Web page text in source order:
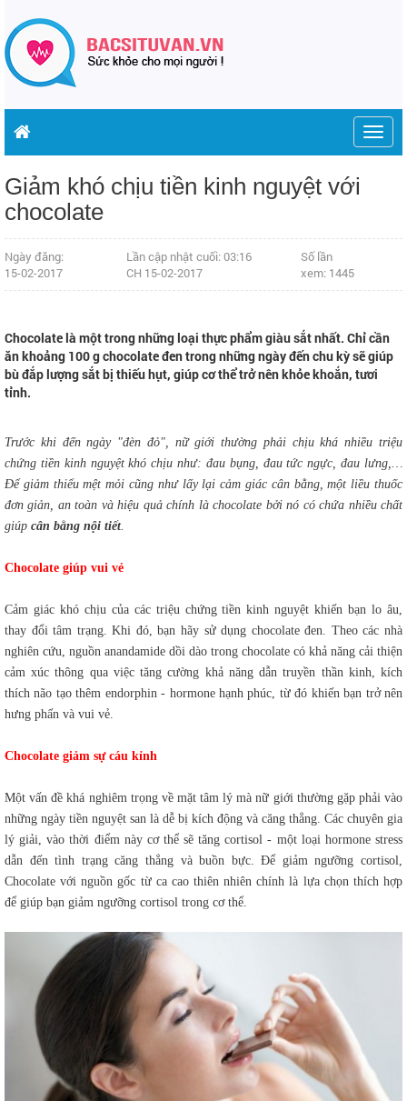
Giảm khó chịu tiền kinh nguyệt với
chocolate
Ngày đăng:
15-02-2017
Lần cập nhật cuối: 03:16
CH 15-02-2017
Số lần
xem: 1445
Chocolate là một trong những loại thực phẩm giàu sắt nhất. Chỉ cần
ăn khoảng 100 g chocolate đen trong những ngày đến chu kỳ sẽ giúp
bù đắp lượng sắt bị thiếu hụt, giúp cơ thể trở nên khỏe khoắn, tươi
tỉnh.
Trước khi đến ngày "đèn đỏ", nữ giới thường phải chịu khá nhiều triệu
chứng tiền kinh nguyệt khó chịu như: đau bụng, đau tức ngực, đau lưng,…
Để giảm thiểu mệt mỏi cũng như lấy lại cảm giác cân bằng, một liều thuốc
đơn giản, an toàn và hiệu quả chính là chocolate bởi nó có chứa nhiều chất
giúp cân bằng nội tiết.
Chocolate giúp vui vẻ
Cảm giác khó chịu của các triệu chứng tiền kinh nguyệt khiến bạn lo âu,
thay đổi tâm trạng. Khi đó, bạn hãy sử dụng chocolate đen. Theo các nhà
nghiên cứu, nguồn anandamide dồi dào trong chocolate có khả năng cải thiện
cảm xúc thông qua việc tăng cường khả năng dẫn truyền thần kinh, kích
thích não tạo thêm endorphin - hormone hạnh phúc, từ đó khiến bạn trở nên
hưng phấn và vui vẻ.
Chocolate giảm sự cáu kỉnh
Một vấn đề khá nghiêm trọng về mặt tâm lý mà nữ giới thường gặp phải vào
những ngày tiền nguyệt san là dễ bị kích động và căng thẳng. Các chuyên gia
lý giải, vào thời điểm này cơ thể sẽ tăng cortisol - một loại hormone stress
dẫn đến tình trạng căng thẳng và buồn bực. Để giảm ngưỡng cortisol,
Chocolate với nguồn gốc từ ca cao thiên nhiên chính là lựa chọn thích hợp
để giúp bạn giảm ngưỡng cortisol trong cơ thể.